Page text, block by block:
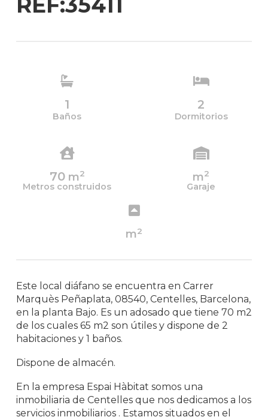
1
Baños
2
Dormitorios
70m2
Metros construidos
m2
Garaje
m2
Este local diáfano se encuentra en Carrer
Marquès Peñaplata, 08540, Centelles, Barcelona,
en la planta Bajo. Es un adosado que tiene 70 m2
de los cuales 65 m2 son útiles y dispone de 2
habitaciones y 1 baños.
Dispone de almacén.
En la empresa Espai Hàbitat somos una
inmobiliaria de Centelles que nos dedicamos a los
servicios inmobiliarios . Estamos situados en el